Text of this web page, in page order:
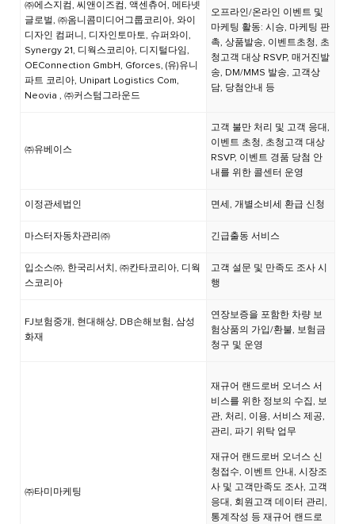
㈜에스지컴, 씨앤이즈컴, 액센츄어, 메타넷
글로벌, ㈜옴니콤미디어그룹코리아, 와이
디자인 컴퍼니, 디자인토마토, 슈퍼와이,
Synergy 21, 디웍스코리아, 디지털다임,
OEConnection GmbH, Gforces, (유)유니
파트 코리아, Unipart Logistics Com,
Neovia , ㈜커스텀그라운드
오프라인/온라인 이벤트 및
마케팅 활동: 시승, 마케팅 판
촉, 상품발송, 이벤트초청, 초
청고객 대상 RSVP, 매거진발
송, DM/MMS 발송, 고객상
담, 당첨안내 등
㈜유베이스
고객 불만 처리 및 고객 응대,
이벤트 초청, 초청고객 대상
RSVP, 이벤트 경품 당첨 안
내를 위한 콜센터 운영
이정관세법인 면세, 개별소비세 환급 신청
마스터자동차관리㈜ 긴급출동 서비스
입소스㈜, 한국리서치, ㈜칸타코리아, 디웍
스코리아
고객 설문 및 만족도 조사 시
행
FJ보험중개, 현대해상, DB손해보험, 삼성
화재
연장보증을 포함한 차량 보
험상품의 가입/환불, 보험금
청구 및 운영
㈜타미마케팅
재규어 랜드로버 오너스 서
비스를 위한 정보의 수집, 보
관, 처리, 이용, 서비스 제공,
관리, 파기 위탁 업무
재규어 랜드로버 오너스 신
청접수, 이벤트 안내, 시장조
사 및 고객만족도 조사, 고객
응대, 회원고객 데이터 관리,
통계작성 등 재규어 랜드로